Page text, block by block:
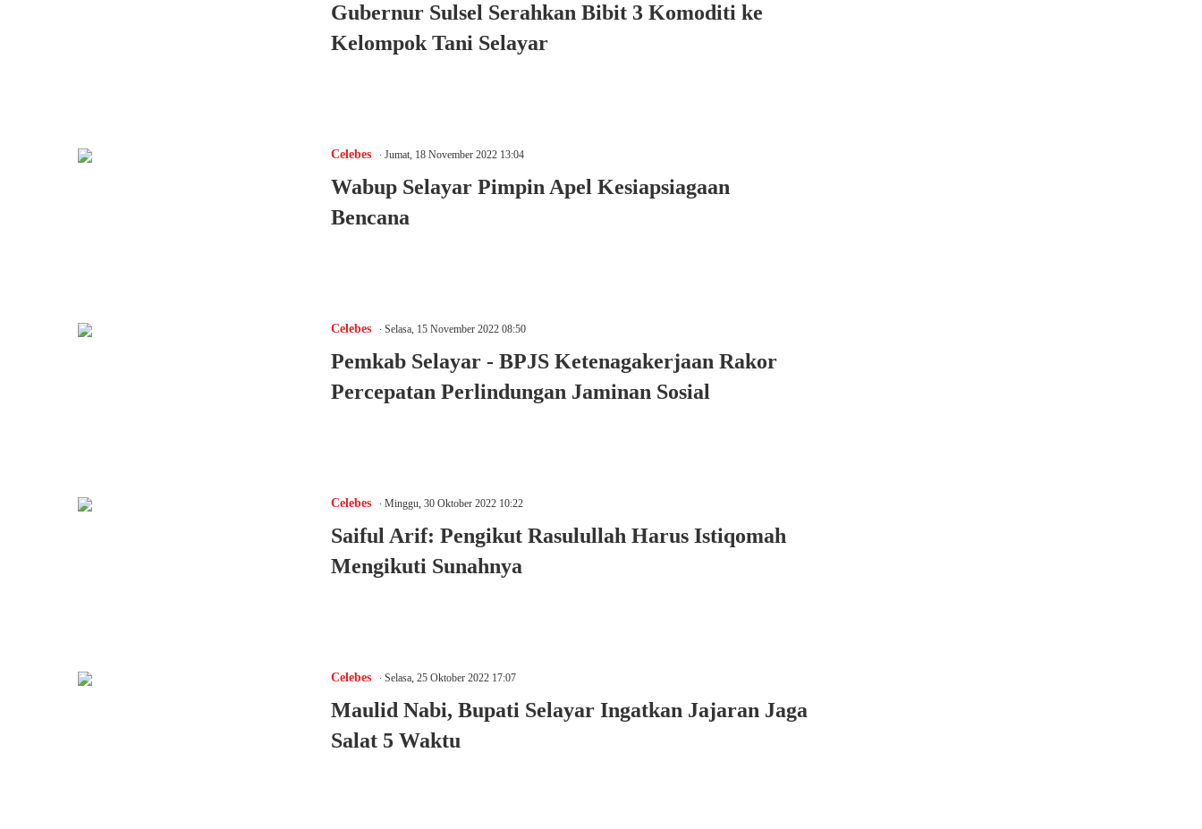
Gubernur Sulsel Serahkan Bibit 3 Komoditi ke
Kelompok Tani Selayar
Celebes . Jumat, 18 November 2022 13:04
Wabup Selayar Pimpin Apel Kesiapsiagaan
Bencana
Celebes . Selasa, 15 November 2022 08:50
Pemkab Selayar - BPJS Ketenagakerjaan Rakor
Percepatan Perlindungan Jaminan Sosial
Celebes . Minggu, 30 Oktober 2022 10:22
Saiful Arif: Pengikut Rasulullah Harus Istiqomah
Mengikuti Sunahnya
Celebes . Selasa, 25 Oktober 2022 17:07
Maulid Nabi, Bupati Selayar Ingatkan Jajaran Jaga
Salat 5 Waktu